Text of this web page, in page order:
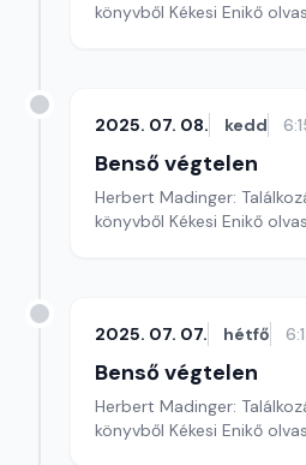
könyvből Kékesi Enikő
2025. 07. 08. kedd
Benső végtelen
Herbert Madinger:
könyvből Kékesi Enikő
2025. 07. 07. hétfő
Benső végtelen
Herbert Madinger:
könyvből Kékesi Enikő